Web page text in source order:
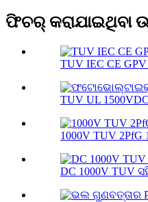
ଫିଚର୍ କରାଯାଇଥିବା
TUV IEC CE GPV
TUV UL
1000V TUV 2PfG
DC 1000V TUV